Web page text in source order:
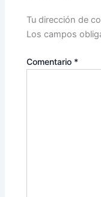
Tu dirección de
Los campos
Comentario *